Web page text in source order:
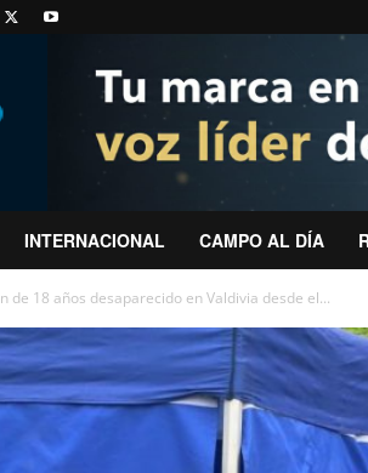
INTERNACIONAL CAMPO AL DÍA
de 18 años desaparecido en Valdivia desde el...